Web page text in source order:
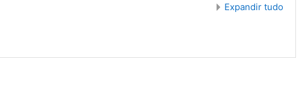
Expandir tudo